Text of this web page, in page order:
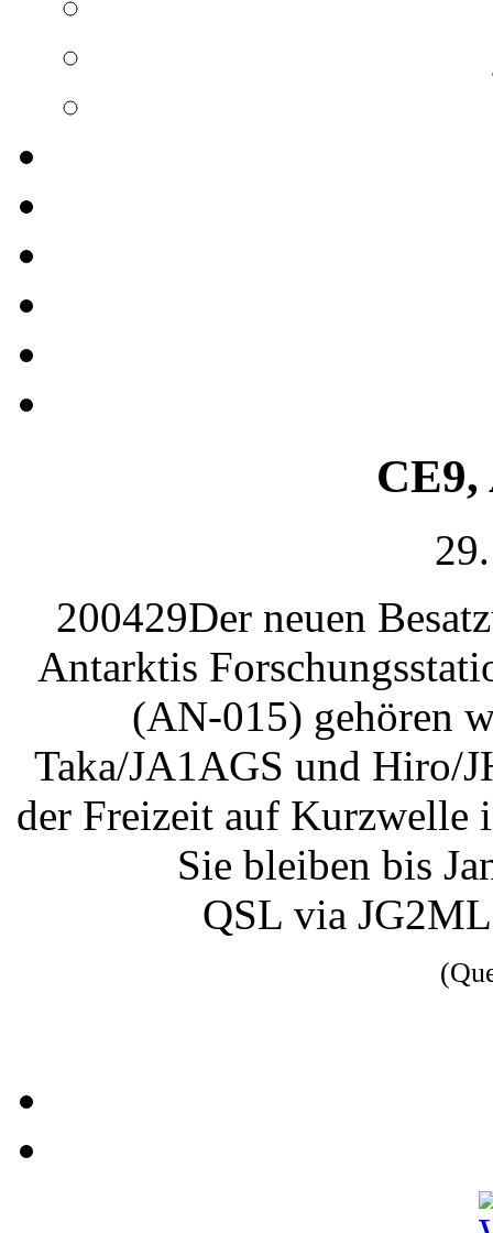
200429Der neuen
Antarktis
(AN-015) gehören
Taka/JA1AGS und Hiro/
der Freizeit auf
Sie bleiben bis
QSL via